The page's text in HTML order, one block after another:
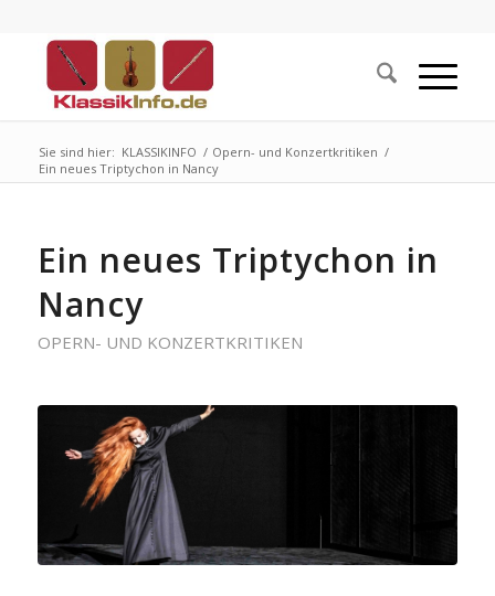
Sie sind hier: KLASSIKINFO / Opern- und Konzertkritiken /
Ein neues Triptychon in Nancy
Ein neues Triptychon in
Nancy
OPERN- UND KONZERTKRITIKEN